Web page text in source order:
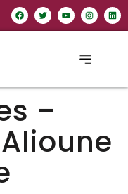
–